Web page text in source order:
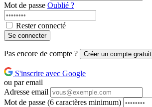
Mot de passe Oublié ?
Rester connecté
Se connecter
Pas encore de compte ? Créer un compte gratuit
S'inscrire avec Google
ou par email
Adresse email
Mot de passe (6 caractères minimum)